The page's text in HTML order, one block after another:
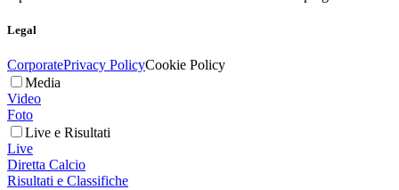
Legal
CorporatePrivacy PolicyCookie Policy
Media
Video
Foto
Live e Risultati
Live
Diretta Calcio
Risultati e Classifiche